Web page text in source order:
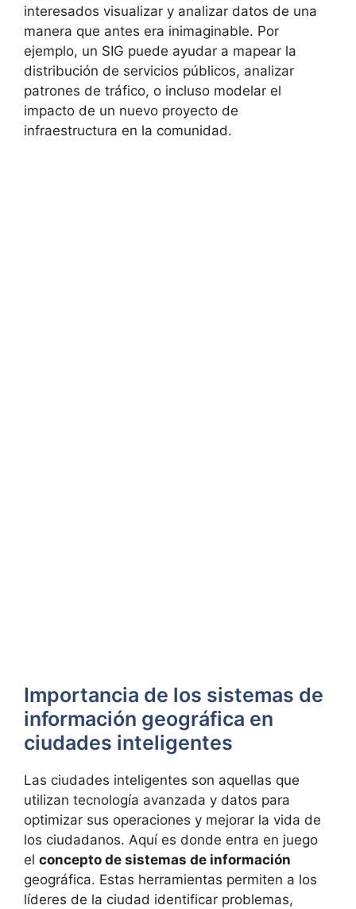
interesados visualizar y analizar datos de una
manera que antes era inimaginable. Por
ejemplo, un SIG puede ayudar a mapear la
distribución de servicios públicos, analizar
patrones de tráfico, o incluso modelar el
impacto de un nuevo proyecto de
infraestructura en la comunidad.
Importancia de los sistemas de
información geográfica en
ciudades inteligentes
Las ciudades inteligentes son aquellas que
utilizan tecnología avanzada y datos para
optimizar sus operaciones y mejorar la vida de
los ciudadanos. Aquí es donde entra en juego
el concepto de sistemas de información
geográfica. Estas herramientas permiten a los
líderes de la ciudad identificar problemas,